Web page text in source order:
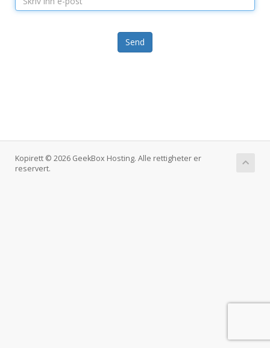
Send
Kopirett © 2026 GeekBox Hosting. Alle rettigheter er
reservert.